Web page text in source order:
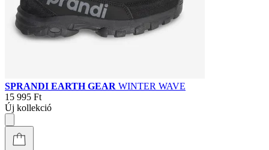
SPRANDI EARTH GEAR WINTER WAVE
15 995 Ft
Új kollekció